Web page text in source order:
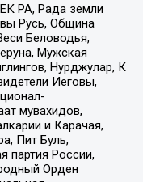
РА, Рада земли
Русь, Община
Беловодья,
Мужская
Нурджулар, К
Иеговы,
мувахидов,
и Карачая,
Пит Буль,
партия России,
Орден